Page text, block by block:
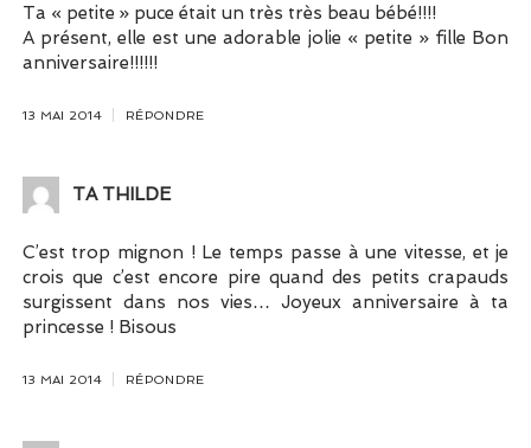
Ta « petite » puce était un très très beau bébé!!!!
A présent, elle est une adorable jolie « petite » fille Bon
anniversaire!!!!!!
13 MAI 2014 RÉPONDRE
TA THILDE
C’est trop mignon ! Le temps passe à une vitesse, et je
crois que c’est encore pire quand des petits crapauds
surgissent dans nos vies… Joyeux anniversaire à ta
princesse ! Bisous
13 MAI 2014 RÉPONDRE